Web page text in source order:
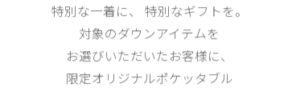
特別な一着に、 特別なギフトを。
対象のダウンアイテムを
お選びいただいたお客様に、
限定オリジナルポケッタブル